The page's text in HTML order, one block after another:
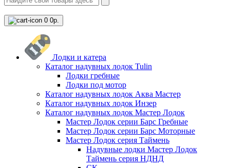
0 0р.
Лодки и катера
Каталог надувных лодок Tulin
Лодки гребные
Лодки под мотор
Каталог надувных лодок Аква Мастер
Каталог надувных лодок Инзер
Каталог надувных лодок Мастер Лодок
Мастер Лодок серии Барс Гребные
Мастер Лодок серии Барс Моторные
Мастер Лодок серия Таймень
Надувные лодки Мастер Лодок
Таймень серия НДНД